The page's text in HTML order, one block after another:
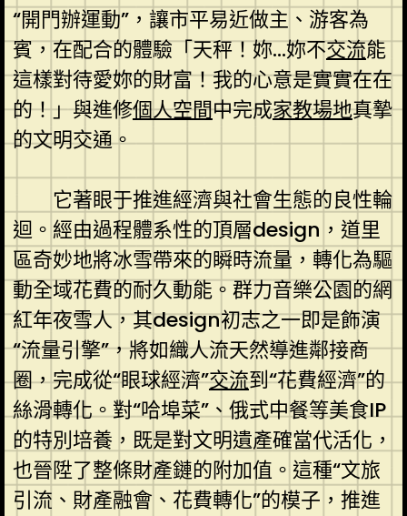
“開門辦運動”，讓市平易近做主、游客為
賓，在配合的體驗「天秤！妳…妳不交流能
這樣對待愛妳的財富！我的心意是實實在在
的！」與進修個人空間中完成家教場地真摯
的文明交通。
它著眼于推進經濟與社會生態的良性輪
迴。經由過程體系性的頂層design，道里
區奇妙地將冰雪帶來的瞬時流量，轉化為驅
動全域花費的耐久動能。群力音樂公園的網
紅年夜雪人，其design初志之一即是飾演
“流量引擎”，將如織人流天然導進鄰接商
圈，完成從“眼球經濟”交流到“花費經濟”的
絲滑轉化。對“哈埠菜”、俄式中餐等美食IP
的特別培養，既是對文明遺產確當代活化，
也晉陞了整條財產鏈的附加值。這種“文旅
引流、財產融會、花費轉化”的模子，推進